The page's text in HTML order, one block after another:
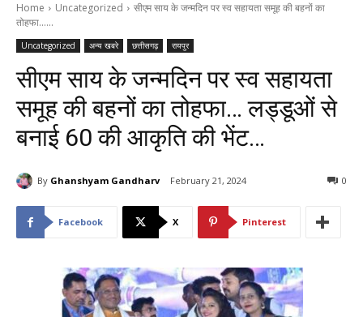
Home Uncategorized
सीएम साय के जन्मदिन पर स्व सहायता समूह की बहनों का
तोहफा......
Uncategorized अन्य खबरे छत्तीसगढ़ रायपुर
सीएम साय के जन्मदिन पर स्व सहायता
समूह की बहनों का तोहफा… लड्डूओं से
बनाई 60 की आकृति की भेंट…
By Ghanshyam Gandharv February 21, 2024 0
Facebook X Pinterest